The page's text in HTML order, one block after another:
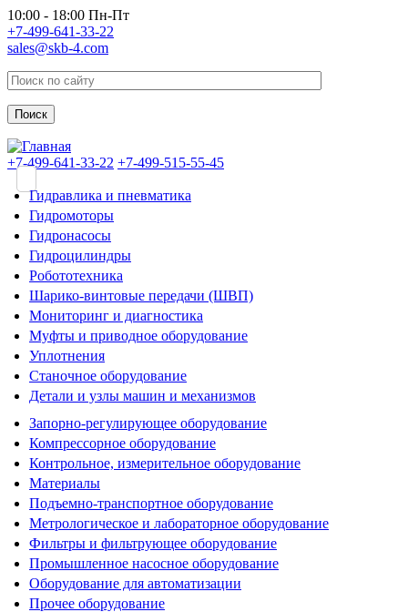
Перейти к основному содержанию
10:00 - 18:00 Пн-Пт
+7-499-641-33-22
sales@skb-4.com
+7-499-641-33-22 +7-499-515-55-45
Гидравлика и пневматика
Гидромоторы
Гидронасосы
Гидроцилиндры
Робототехника
Шарико-винтовые передачи (ШВП)
Мониторинг и диагностика
Муфты и приводное оборудование
Уплотнения
Станочное оборудование
Детали и узлы машин и механизмов
Запорно-регулирующее оборудование
Компрессорное оборудование
Контрольное, измерительное оборудование
Материалы
Подъемно-транспортное оборудование
Метрологическое и лабораторное оборудование
Фильтры и фильтрующее оборудование
Промышленное насосное оборудование
Оборудование для автоматизации
Прочее оборудование